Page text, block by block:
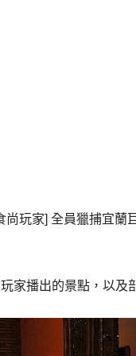
尚玩家] 全員獵捕宜
家播出的景點，以及